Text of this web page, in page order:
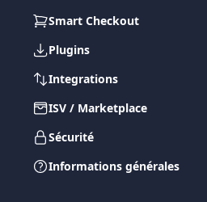
Smart Checkout
Plugins
Integrations
ISV / Marketplace
Sécurité
Informations générales